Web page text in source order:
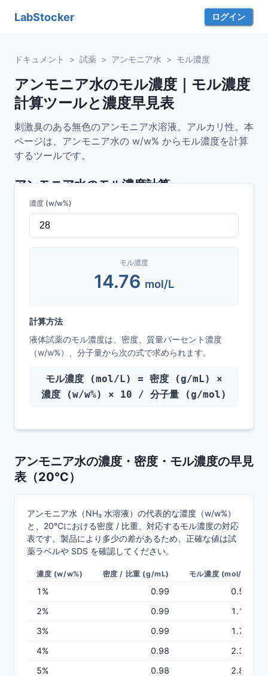
LabStocker ログイン
ドキュメント > 試薬 > アンモニア水 > モル濃度
アンモニア水のモル濃度｜モル濃度
計算ツールと濃度早見表
刺激臭のある無色のアンモニア水溶液。アルカリ性。本
ページは、アンモニア水の w/w% からモル濃度を計算
するツールです。
アンモニア水のモル濃度計算
濃度 (w/w%)
モル濃度
14.76 mol/L
計算方法
液体試薬のモル濃度は、密度、質量パーセント濃度
（w/w%）、分子量から次の式で求められます。
モル濃度 (mol/L) = 密度 (g/mL) ×
濃度 (w/w%) × 10 / 分子量 (g/mol)
アンモニア水の濃度・密度・モル濃度の早見
表（20℃）
アンモニア水（NH₃ 水溶液）の代表的な濃度（w/w%）
と、20℃における密度 / 比重、対応するモル濃度の対応
表です。製品により多少の差があるため、正確な値は試
薬ラベルや SDS を確認してください。
濃度 (w/w%) 密度 / 比重 (g/mL) モル濃度 (mol/L)
1 % 0.99
0.58
2% 0.99
1.16
3% 0.99
1.74
4% 0.98
2.30
5% 0.98
2.87